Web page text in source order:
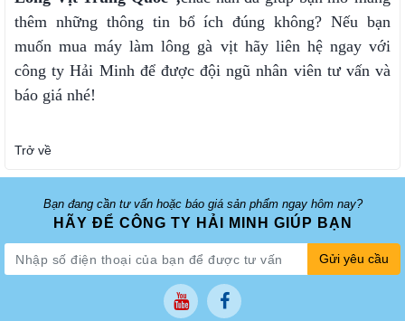
thêm những thông tin bổ ích đúng không? Nếu bạn
muốn mua máy làm lông gà vịt hãy liên hệ ngay với
công ty Hải Minh để được đội ngũ nhân viên tư vấn và
báo giá nhé!
Trở về
Bạn đang cần tư vấn hoặc báo giá sản phẩm ngay hôm nay?
HÃY ĐỂ CÔNG TY HẢI MINH GIÚP BẠN
Gửi yêu cầu